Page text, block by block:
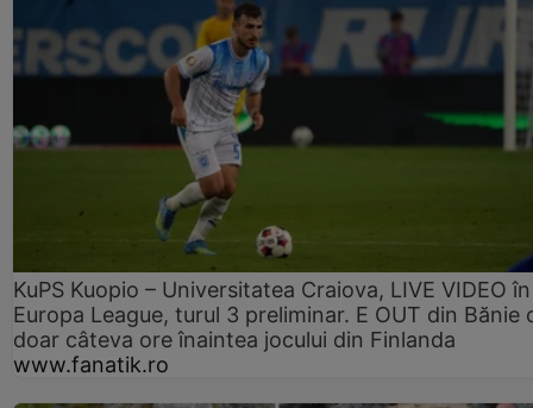
KuPS Kuopio – Universitatea Craiova, LIVE VIDEO în
Europa League, turul 3 preliminar. E OUT din Bănie
doar câteva ore înaintea jocului din Finlanda
www.fanatik.ro